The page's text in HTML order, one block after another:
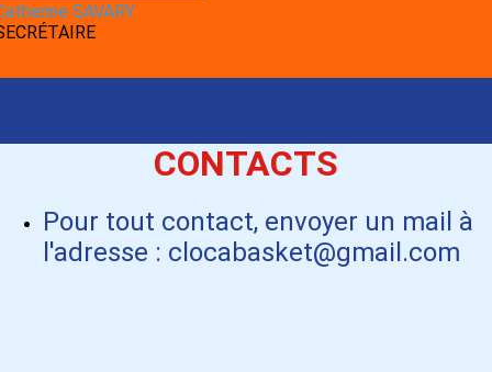
SAVARY
CONTACTS
Pour tout contact, envoyer un mail à
l'adresse : clocabasket@gmail.com